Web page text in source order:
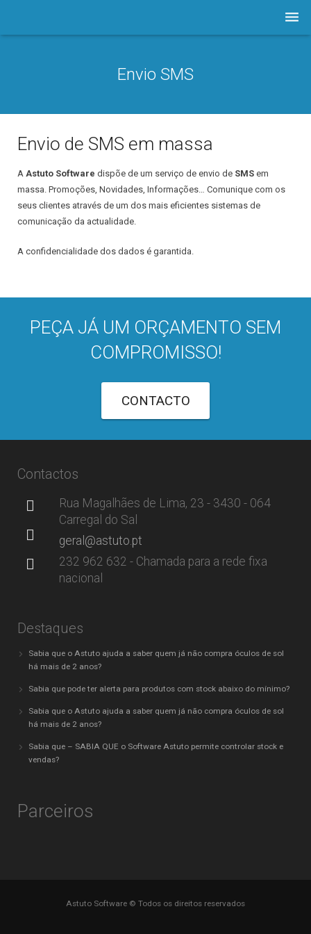
Prod./Serviços
LOJA
Astuto.TV
Notícias
Envio SMS
Envio de SMS em massa
A Astuto Software dispõe de um serviço de envio de SMS em
massa. Promoções, Novidades, Informações… Comunique com os
seus clientes através de um dos mais eficientes sistemas de
comunicação da actualidade.
A confidencialidade dos dados é garantida.
PEÇA JÁ UM ORÇAMENTO SEM
COMPROMISSO!
CONTACTO
Contactos
Rua Magalhães de Lima, 23 - 3430 - 064
Carregal do Sal
geral@astuto.pt
232 962 632 - Chamada para a rede fixa
nacional
Destaques
Sabia que o Astuto ajuda a saber quem já não compra óculos de sol
há mais de 2 anos?
Sabia que pode ter alerta para produtos com stock abaixo do mínimo?
Sabia que o Astuto ajuda a saber quem já não compra óculos de sol
há mais de 2 anos?
Sabia que – SABIA QUE o Software Astuto permite controlar stock e
vendas?
Parceiros
Astuto Software © Todos os direitos reservados